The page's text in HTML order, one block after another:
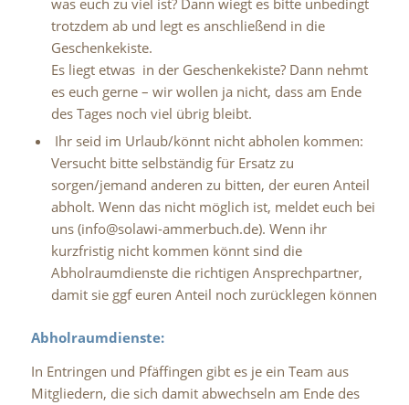
was euch zu viel ist? Dann wiegt es bitte unbedingt
trotzdem ab und legt es anschließend in die
Geschenkekiste.
Es liegt etwas in der Geschenkekiste? Dann nehmt
es euch gerne – wir wollen ja nicht, dass am Ende
des Tages noch viel übrig bleibt.
Ihr seid im Urlaub/könnt nicht abholen kommen:
Versucht bitte selbständig für Ersatz zu
sorgen/jemand anderen zu bitten, der euren Anteil
abholt. Wenn das nicht möglich ist, meldet euch bei
uns (info@solawi-ammerbuch.de). Wenn ihr
kurzfristig nicht kommen könnt sind die
Abholraumdienste die richtigen Ansprechpartner,
damit sie ggf euren Anteil noch zurücklegen können
Abholraumdienste:
In Entringen und Pfäffingen gibt es je ein Team aus
Mitgliedern, die sich damit abwechseln am Ende des